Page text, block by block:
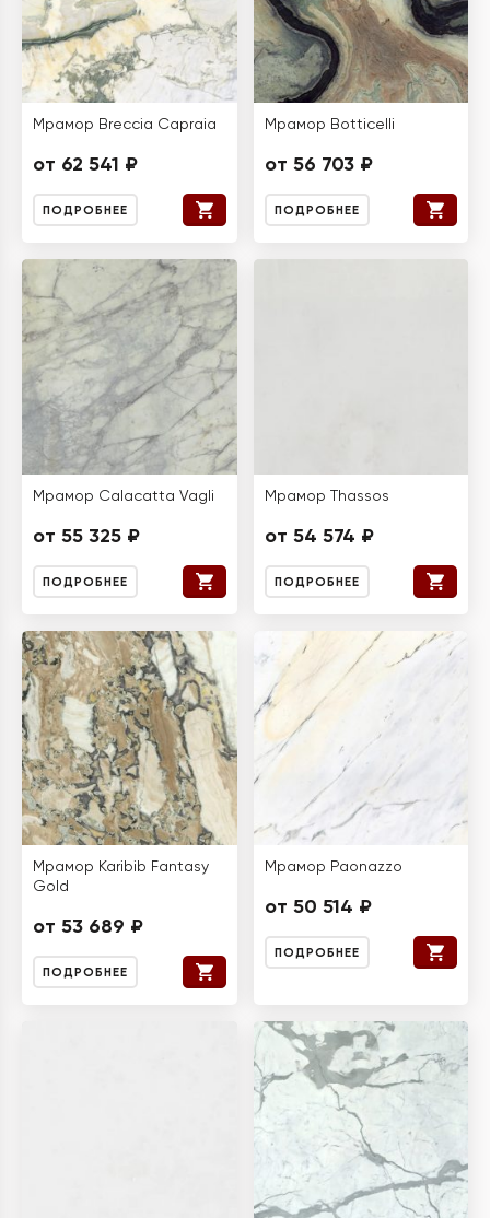
Мрамор Breccia Capraia
от 62 541 ₽
ПОДРОБНЕЕ
Мрамор Botticelli
от 56 703 ₽
ПОДРОБНЕЕ
Мрамор Calacatta Vagli
от 55 325 ₽
ПОДРОБНЕЕ
Мрамор Thassos
от 54 574 ₽
ПОДРОБНЕЕ
Мрамор Karibib Fantasy
Gold
от 53 689 ₽
ПОДРОБНЕЕ
Мрамор Paonazzo
от 50 514 ₽
ПОДРОБНЕЕ